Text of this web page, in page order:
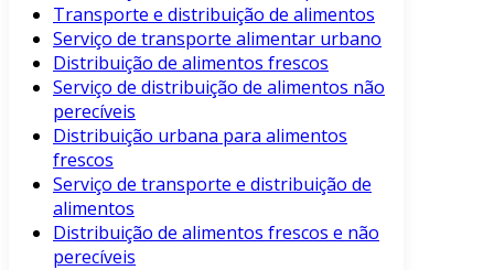
Transporte e distribuição de alimentos
Serviço de transporte alimentar urbano
Distribuição de alimentos frescos
Serviço de distribuição de alimentos não
perecíveis
Distribuição urbana para alimentos
frescos
Serviço de transporte e distribuição de
alimentos
Distribuição de alimentos frescos e não
perecíveis